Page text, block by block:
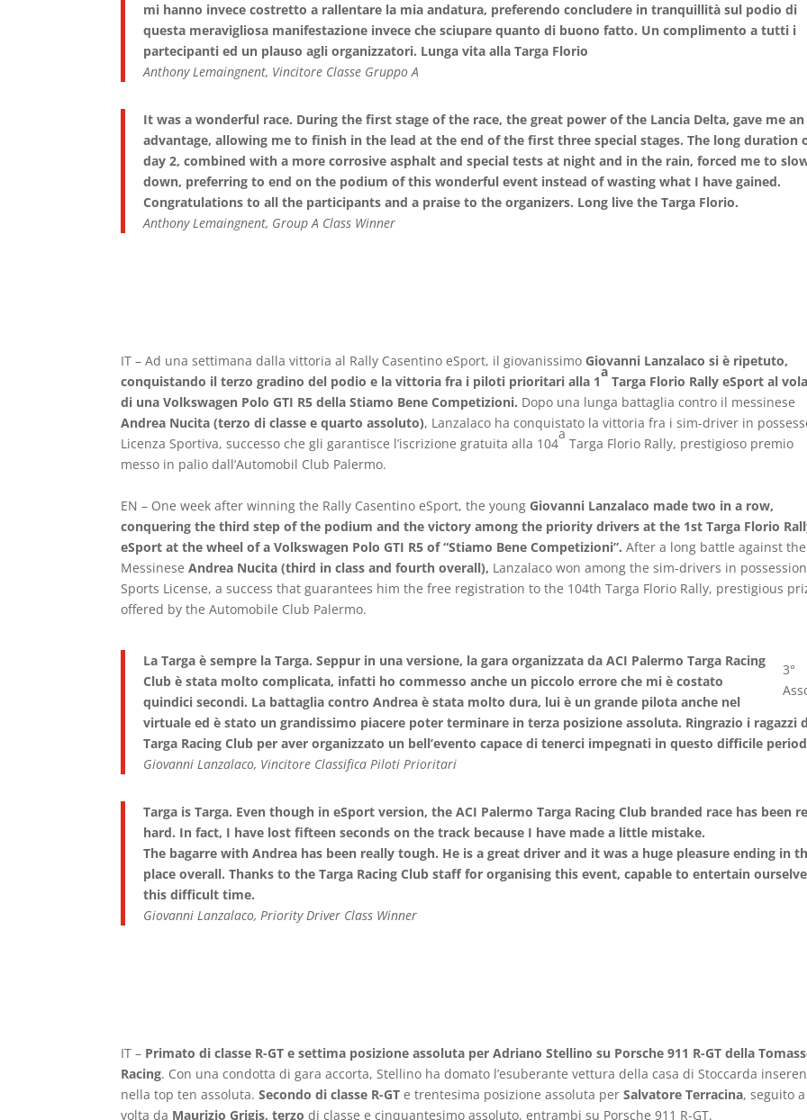
mi hanno invece costretto a rallentare la mia andatura, preferendo concludere in tranquillità sul podio di
questa meravigliosa manifestazione invece che sciupare quanto di buono fatto. Un complimento a tutti i
partecipanti ed un plauso agli organizzatori. Lunga vita alla Targa Florio
Anthony Lemaingnent, Vincitore Classe Gruppo A
It was a wonderful race. During the first stage of the race, the great power of the Lancia Delta, gave me an
advantage, allowing me to finish in the lead at the end of the first three special stages. The long duration
day 2, combined with a more corrosive asphalt and special tests at night and in the rain, forced me to
down, preferring to end on the podium of this wonderful event instead of wasting what I have gained.
Congratulations to all the participants and a praise to the organizers. Long live the Targa Florio.
Anthony Lemaingnent, Group A Class Winner
IT – Ad una settimana dalla vittoria al Rally Casentino eSport, il giovanissimo Giovanni Lanzalaco si è ripetuto,
conquistando il terzo gradino del podio e la vittoria fra i piloti prioritari alla 1
a
Targa Florio Rally eSport al
di una Volkswagen Polo GTI R5 della Stiamo Bene Competizioni. Dopo una lunga battaglia contro il messinese
Andrea Nucita (terzo di classe e quarto assoluto), Lanzalaco ha conquistato la vittoria fra i sim-driver in
Licenza Sportiva, successo che gli garantisce l’iscrizione gratuita alla 104
a
Targa Florio Rally, prestigioso premio
messo in palio dall’Automobil Club Palermo.
EN – One week after winning the Rally Casentino eSport, the young Giovanni Lanzalaco made two in a row,
conquering the third step of the podium and the victory among the priority drivers at the 1st Targa Florio
eSport at the wheel of a Volkswagen Polo GTI R5 of “Stiamo Bene Competizioni”.After a long battle against the
MessineseAndrea Nucita (third in class and fourth overall), Lanzalaco won among the sim-drivers in
Sports License, a success that guarantees him the free registration to the 104th Targa Florio Rally, prestigious
offered by the Automobile Club Palermo.
3°
La Targa è sempre la Targa. Seppur in una versione, la gara organizzata da ACI Palermo Targa Racing
Club è stata molto complicata, infatti ho commesso anche un piccolo errore che mi è costato
quindici secondi. La battaglia contro Andrea è stata molto dura, lui è un grande pilota anche nel
virtuale ed è stato un grandissimo piacere poter terminare in terza posizione assoluta. Ringrazio i ragazzi
Targa Racing Club per aver organizzato un bell’evento capace di tenerci impegnati in questo difficile
Giovanni Lanzalaco, Vincitore Classifica Piloti Prioritari
Targa is Targa. Even though in eSport version, the ACI Palermo Targa Racing Club branded race has been
hard. In fact, I have lost fifteen seconds on the track because I have made a little mistake.
The bagarre with Andrea has been really tough. He is a great driver and it was a huge pleasure ending in
place overall. Thanks to the Targa Racing Club staff for organising this event, capable to entertain
this difficult time.
Giovanni Lanzalaco, Priority Driver Class Winner
IT – Primato di classe R-GT e settima posizione assoluta per Adriano Stellino su Porsche 911 R-GT della
Racing. Con una condotta di gara accorta, Stellino ha domato l’esuberante vettura della casa di Stoccarda
nella top ten assoluta.Secondo di classe R-GT e trentesima posizione assoluta perSalvatore Terracina, seguito
volta da Maurizio Grigis, terzo di classe e cinquantesimo assoluto, entrambi su Porsche 911 R-GT.